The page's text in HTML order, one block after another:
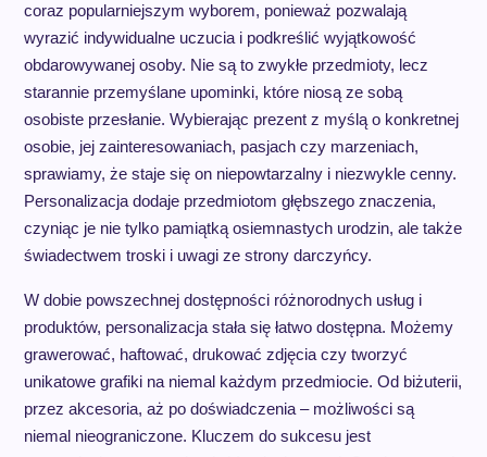
coraz popularniejszym wyborem, ponieważ pozwalają
wyrazić indywidualne uczucia i podkreślić wyjątkowość
obdarowywanej osoby. Nie są to zwykłe przedmioty, lecz
starannie przemyślane upominki, które niosą ze sobą
osobiste przesłanie. Wybierając prezent z myślą o konkretnej
osobie, jej zainteresowaniach, pasjach czy marzeniach,
sprawiamy, że staje się on niepowtarzalny i niezwykle cenny.
Personalizacja dodaje przedmiotom głębszego znaczenia,
czyniąc je nie tylko pamiątką osiemnastych urodzin, ale także
świadectwem troski i uwagi ze strony darczyńcy.
W dobie powszechnej dostępności różnorodnych usług i
produktów, personalizacja stała się łatwo dostępna. Możemy
grawerować, haftować, drukować zdjęcia czy tworzyć
unikatowe grafiki na niemal każdym przedmiocie. Od biżuterii,
przez akcesoria, aż po doświadczenia – możliwości są
niemal nieograniczone. Kluczem do sukcesu jest